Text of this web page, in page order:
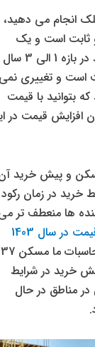
انجام می دهید،
است و یک
قرارداد بابت پرداخت اقساط در بازه 1 الی 3 سال
است و تغییری نمی
بتوانید با قیمت
قیمت در
و پیش خرید
در زمان رکود
ها منعطف تر
در سال 1403
خرید در شرایط
در مناطق در حال